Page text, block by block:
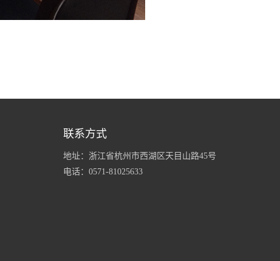
联系方式
地址：浙江省杭州市西湖区天目山路45号
电话：0571-81025633